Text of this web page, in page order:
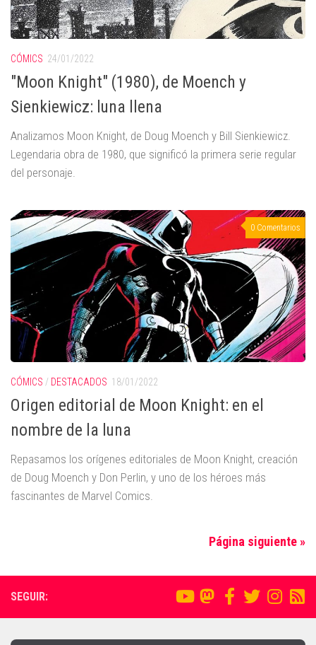
CÓMICS 24/01/2022
"Moon Knight" (1980), de Moench y
Sienkiewicz: luna llena
Analizamos Moon Knight, de Doug Moench y Bill Sienkiewicz.
Legendaria obra de 1980, que significó la primera serie regular
del personaje.
0 Comentarios
CÓMICS / DESTACADOS 18/01/2022
Origen editorial de Moon Knight: en el
nombre de la luna
Repasamos los orígenes editoriales de Moon Knight, creación
de Doug Moench y Don Perlin, y uno de los héroes más
fascinantes de Marvel Comics.
Página siguiente »
SEGUIR: